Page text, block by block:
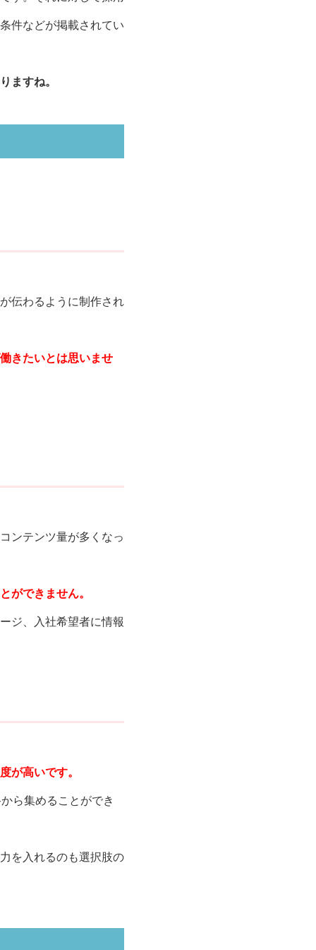
件などが掲載されてい
ますね。
伝わるように制作され
きたいとは思いませ
ンテンツ量が多くなっ
ができません。
ジ、入社希望者に情報
が高いです。
ら集めることができ
を入れるのも選択肢の